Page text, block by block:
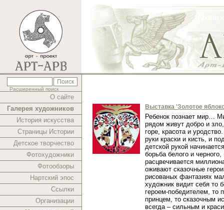
Расширенный поиск
О сайте
Галерея художников
История искусства
Страницы Истории
Детское творчество
Фотохудожники
Фотообзоры
Нартский эпос
Ссылки
Организации
Выставка 'Золотое
Ребенок познает мир…
рядом живут добро и
горе, красота и
руки краски и кисть, и
детской рукой
борьба белого и черного,
расцвечивается
оживают сказочные
рисованых фантазиях
художник видит себя то
героем-победителем, то
принцем, то сказочным
всегда – сильным и